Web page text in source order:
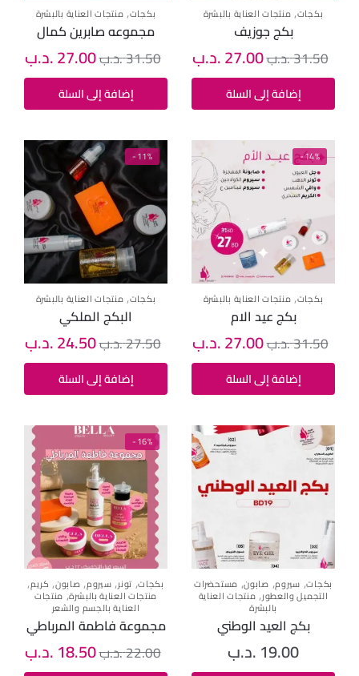
بكجات, منتجات العناية بالبشرة
بكج جوزيف
31.50.د.ب27.00.د.ب
إضافة إلى السلة
بكجات, منتجات العناية بالبشرة
مجموعه صابرين كمال
31.50.د.ب27.00.د.ب
إضافة إلى السلة
-14%
بكجات, منتجات العناية بالبشرة
بكج عيد الام
31.50.د.ب27.00.د.ب
إضافة إلى السلة
-11%
بكجات, منتجات العناية بالبشرة
البكج الملكي
27.50.د.ب24.50.د.ب
إضافة إلى السلة
بكجات, سيروم, صابون, مستحضرات
التجميل والعطور,منتجات العناية
بالبشرة
بكج العيد الوطني
19.00.د.ب
-16%
بكجات, تونر, سيروم, صابون, كريم,
منتجات العناية بالبشرة,منتجات
العناية بالجسم والشعر
مجموعة فاطمة المرباطي
22.00.د.ب18.50.د.ب